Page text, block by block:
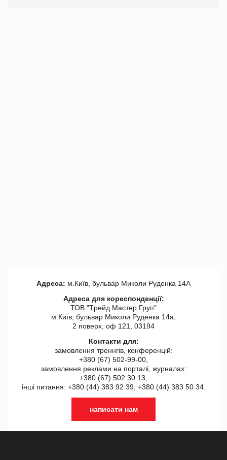
Адреса: м.Київ, бульвар Миколи Руденка 14А
Адреса для кореспонденції:
ТОВ "Tрейд Мастер Груп"
м.Київ, бульвар Миколи Руденка 14а,
2 поверх, оф 121, 03194
Контакти для:
замовлення треннгів, конференцій:
+380 (67) 502-99-00,
замовлення реклами на порталі, журналах:
+380 (67) 502 30 13,
інші питання: +380 (44) 383 92 39, +380 (44) 383 50 34.
написати нам